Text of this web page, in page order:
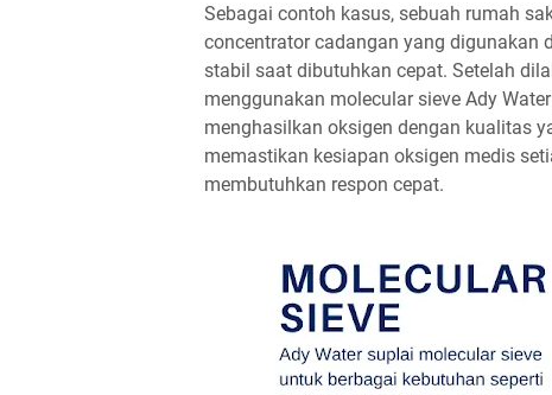
Sebagai contoh kasus, sebuah rumah
concentrator cadangan yang digunakan
stabil saat dibutuhkan cepat. Setelah
menggunakan molecular sieve Ady
menghasilkan oksigen dengan kualitas
memastikan kesiapan oksigen medis
membutuhkan respon cepat.